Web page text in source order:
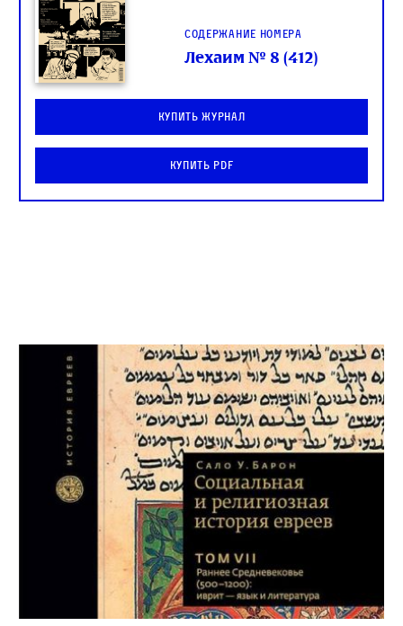
Содержание номера
Лехаим № 8 (412)
Купить журнал
Купить PDF